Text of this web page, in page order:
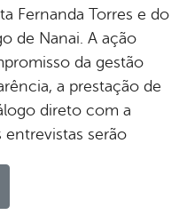
Fernanda Torres e do
de Nanai. A ação
da gestão
a prestação de
direto com a
entrevistas serão